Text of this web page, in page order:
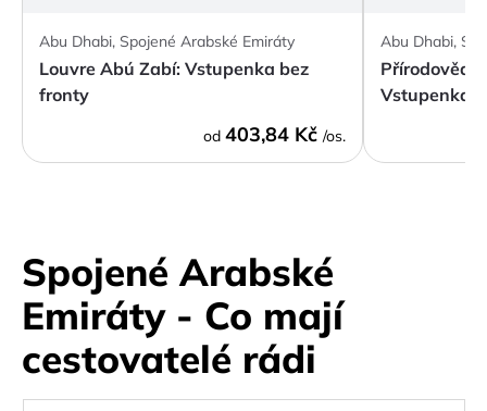
Abu Dhabi, Spojené Arabské Emiráty
Louvre Abú Zabí: Vstupenka bez
fronty
od 403,84 Kč /os.
Abu Dhabi,
Vstupenka
Spojené Arabské
Emiráty - Co mají
cestovatelé rádi